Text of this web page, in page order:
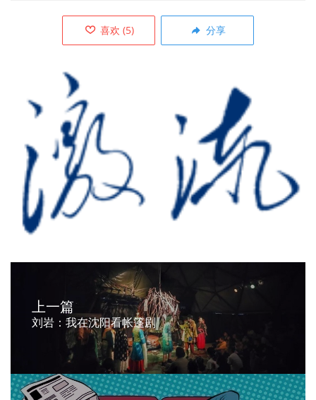
喜欢 (5) 分享
上一篇
刘岩：我在沈阳看帐篷剧